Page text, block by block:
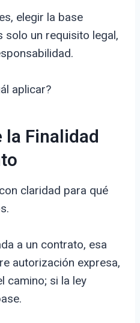
elegir la base
solo un requisito legal,
aplicar?
la Finalidad
claridad para qué
a un contrato, esa
autorización expresa,
camino; si la ley